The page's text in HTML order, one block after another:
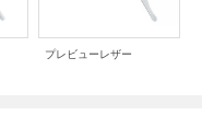
プレビューレザー